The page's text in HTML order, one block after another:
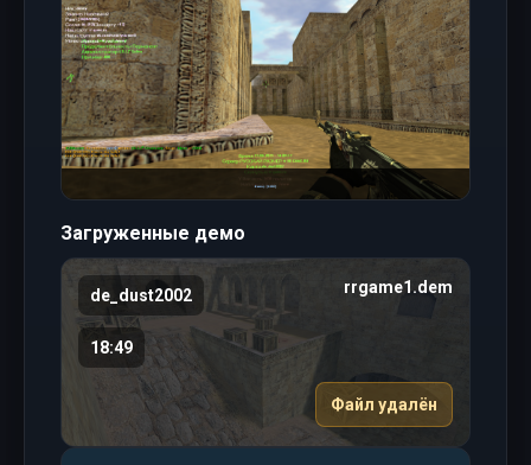
Загруженные демо
rrgame1.dem
de_dust2002
18:49
Файл удалён